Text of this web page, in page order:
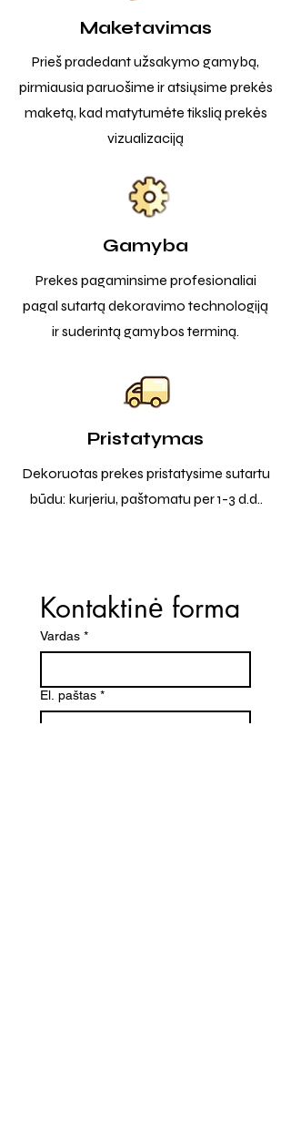
Maketavimas
Prieš pradedant užsakymo gamybą,
pirmiausia paruošime ir atsiųsime prekės
maketą, kad matytumėte tikslią prekės
vizualizaciją
Gamyba
Prekes pagaminsime profesionaliai
pagal sutartą dekoravimo technologiją
ir suderintą gamybos terminą.
Pristatymas
Dekoruotas prekes pristatysime sutartu
būdu: kurjeriu, paštomatu per 1-3 d.d..
Kontaktinė forma
Vardas *
El. paštas *